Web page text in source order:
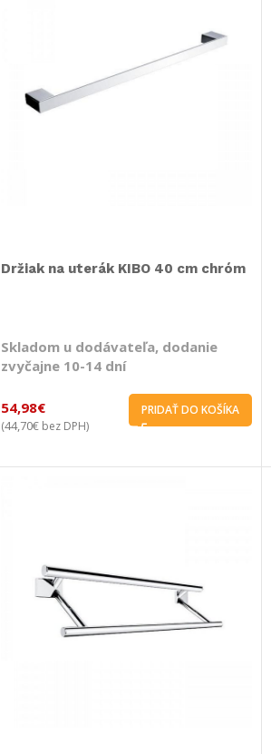
Držiak na uterák KIBO 40 cm chróm
Skladom u dodávateľa, dodanie
zvyčajne 10-14 dní
54,98€
(44,70€ bez DPH)
PRIDAŤ DO KOŠÍKA